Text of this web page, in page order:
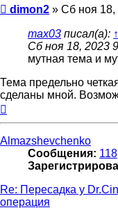
Сообщение
dimon2 » Сб ноя 18,
max03 писал(а): ↑
Сб ноя 18, 2023
мутная тема и
Тема предельно
сделаны мной.
Almazshevchenko
Сообщения: 118
Re: Пересадка у
операция